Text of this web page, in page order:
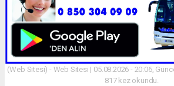
(Web Sitesi) - Web Sitesi | 05.08.2026 - 20:06,
817 kez okundu.